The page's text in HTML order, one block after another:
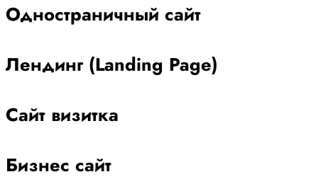
Одностраничный сайт
Лендинг (Landing Page)
Сайт визитка
Бизнес сайт